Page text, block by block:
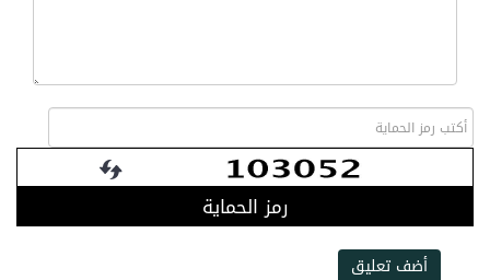
رمز الحماية
أضف تعليق